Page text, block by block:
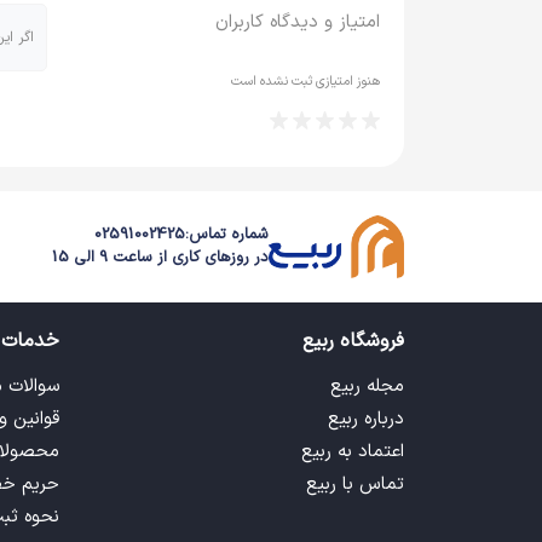
امتیاز و دیدگاه کاربران
هنوز امتیازی ثبت نشده است
اگر
شماره تماس:02591002425
در روزهای کاری از ساعت 9 الی 15
فروشگاه ربیع
مجله ربیع
درباره ربیع
اعتماد به ربیع
تماس با ربیع
خدمات
سوالات
قوانین
حریم
نحوه